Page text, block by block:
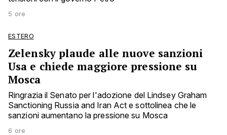
5 ore
ESTERO
Zelensky plaude alle nuove sanzioni
Usa e chiede maggiore pressione su
Mosca
Ringrazia il Senato per l'adozione del Lindsey Graham
Sanctioning Russia and Iran Act e sottolinea che le
sanzioni aumentano la pressione su Mosca
6 ore